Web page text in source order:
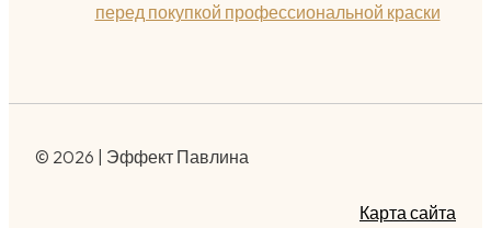
перед покупкой профессиональной краски
© 2026 | Эффект Павлина
Карта сайта